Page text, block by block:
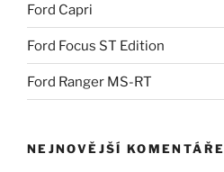
Ford Capri
Ford Focus ST Edition
Ford Ranger MS-RT
NEJNOVĚJŠÍ KOMENTÁŘE